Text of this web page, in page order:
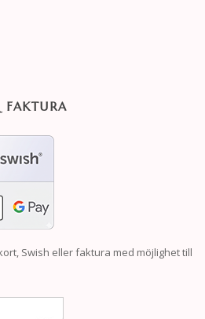
FAKTURA
Swish eller faktura med möjlighet till